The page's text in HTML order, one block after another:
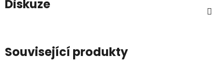
Diskuze
Související produkty